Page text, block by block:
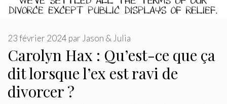
Carolyn Hax : Qu’est-ce que ça
dit lorsque l’ex est ravi de
divorcer ?
23 février 2024 par Jason & Julia